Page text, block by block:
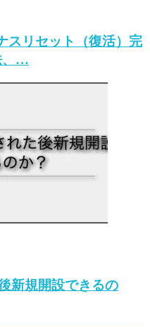
スリセット（復活）完
、…
新規開設できるの